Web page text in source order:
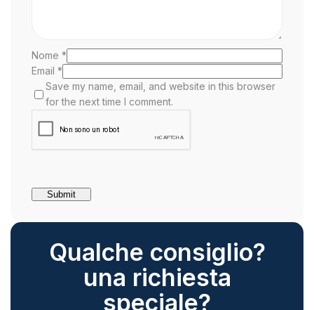
Nome *
Email *
Save my name, email, and website in this browser
for the next time I comment.
Qualche consiglio?
una richiesta
speciale?